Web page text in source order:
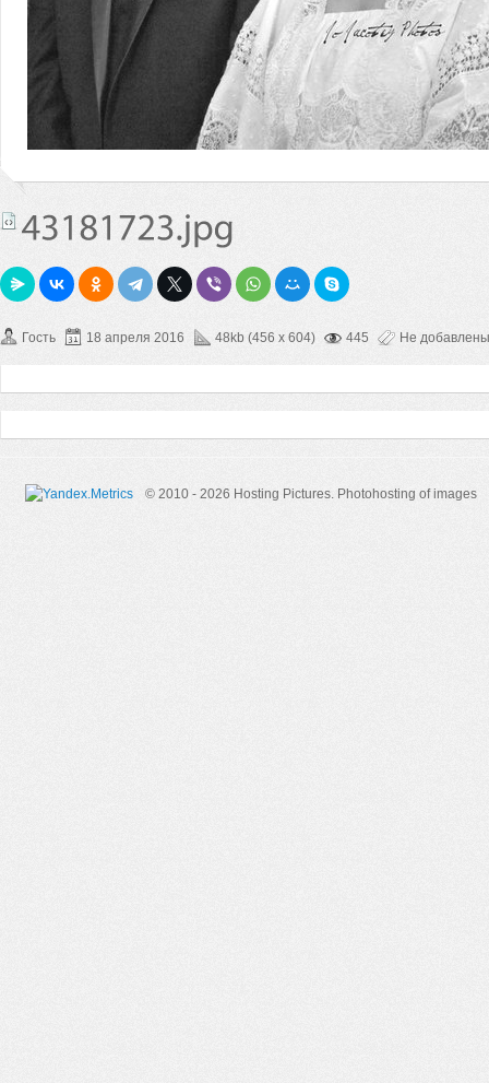
Гость 18 апреля 2016 48kb (456 x 604) 445 Не добавлены
© 2010 - 2026 Hosting Pictures. Photohosting of images